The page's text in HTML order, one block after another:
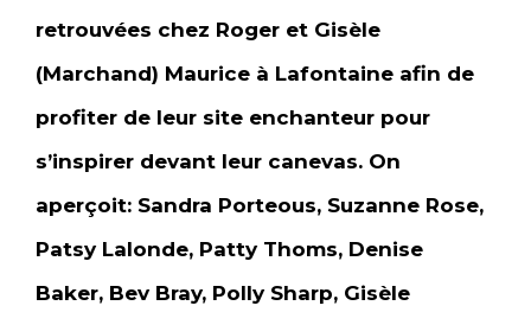
retrouvées chez Roger et Gisèle
(Marchand) Maurice à Lafontaine afin de
profiter de leur site enchanteur pour
s’inspirer devant leur canevas. On
aperçoit: Sandra Porteous, Suzanne Rose,
Patsy Lalonde, Patty Thoms, Denise
Baker, Bev Bray, Polly Sharp, Gisèle